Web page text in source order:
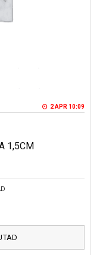
2 APR 10:09
1,5CM